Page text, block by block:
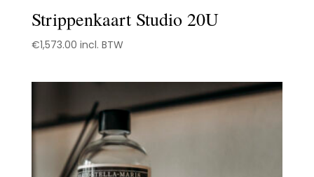
Strippenkaart Studio 20U
€1,573.00 incl. BTW